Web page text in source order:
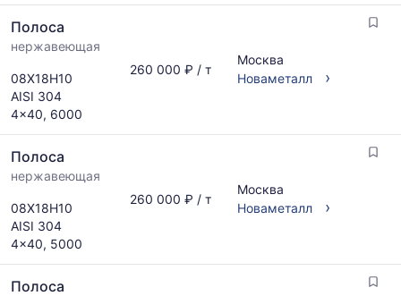
обновляется
по
мере
прайс-
листов.
Полоса
нержавеющая
08Х18Н10
AISI 304
4x40, 6000
260 000 ₽ / т
Москва
Новаметалл
›
Полоса
нержавеющая
08Х18Н10
AISI 304
4x40, 5000
260 000 ₽ / т
Москва
Новаметалл
›
Полоса